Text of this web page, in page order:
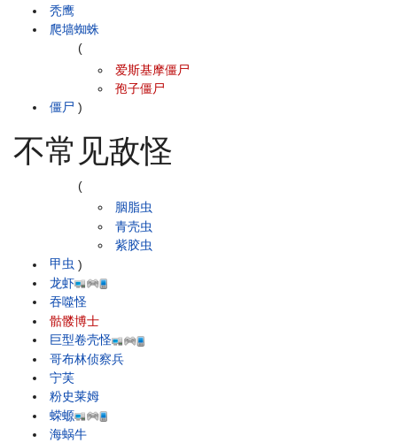
秃鹰
爬墙蜘蛛
僵尸
(
爱斯基摩僵尸
孢子僵尸
)
不常见敌怪
甲虫
(
胭脂虫
青壳虫
紫胶虫
)
龙虾
吞噬怪
骷髅博士
巨型卷壳怪
哥布林侦察兵
宁芙
粉史莱姆
蝾螈
海蜗牛